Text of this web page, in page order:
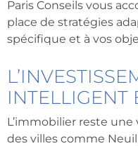
Paris Conseils vous
place de stratégies
spécifique et à vos
INTELLIGENT
L’immobilier reste
des villes comme